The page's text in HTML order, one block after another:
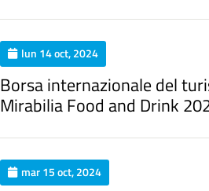
lun 14 oct, 2024
Borsa internazionale del
Mirabilia Food and Drink
mar 15 oct, 2024